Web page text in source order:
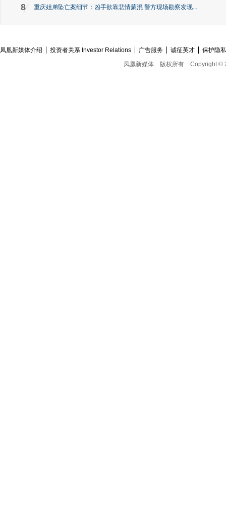
8 重庆姐弟坠亡案细节：凶手欲靠悲情蒙混 警方现场勘察发现...
凤凰新媒体介绍 投资者关系 Investor Relations 广告服务 诚征英才
保护隐
凤凰新媒体
版权所有 Copyright ©